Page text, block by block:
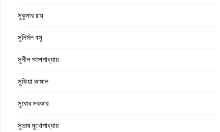
সুকুমার রায়
সুনির্মল বসু
সুনীল গঙ্গোপাধ্যায়
সুফিয়া কামাল
সুবোধ সরকার
সুভাষ মুখোপাধ্যায়